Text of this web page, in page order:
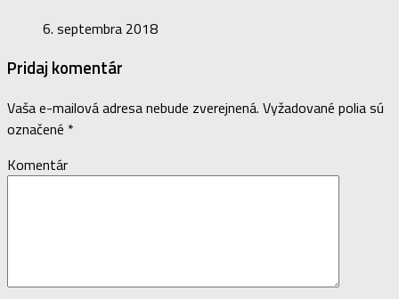
6. septembra 2018
Pridaj komentár
Vaša e-mailová adresa nebude zverejnená. Vyžadované polia sú
označené *
Komentár